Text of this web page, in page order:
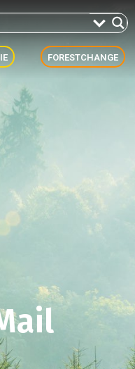
FORESTCHANGE